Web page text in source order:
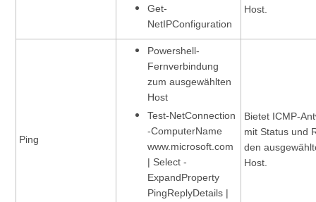
Get-
NetIPConfiguration
Host.
Ping
Powershell-
Fernverbindung
zum ausgewählten
Host
Test-NetConnection
-ComputerName
www.microsoft.com
| Select -
ExpandProperty
PingReplyDetails |
Bietet ICMP-
mit Status und
den
Host.